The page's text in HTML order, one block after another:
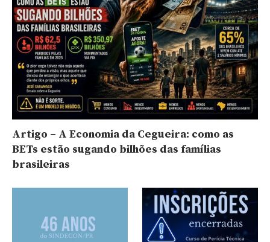
Artigo – A Economia da Cegueira: como as
BETs estão sugando bilhões das famílias
brasileiras